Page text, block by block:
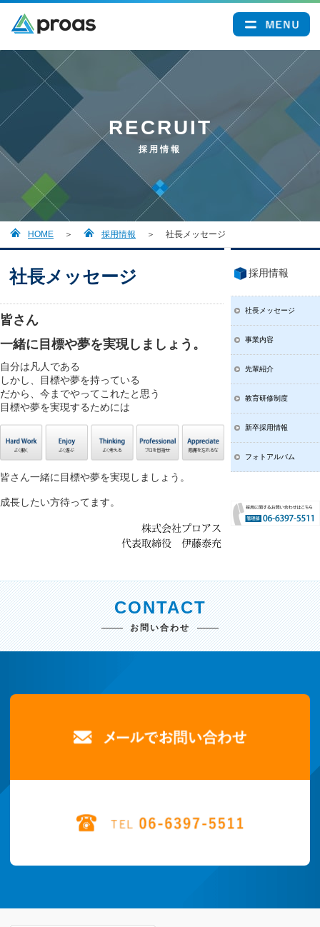
RECRUIT
採用情報
HOME 採用情報 社長メッセージ
社長メッセージ
皆さん
一緒に目標や夢を実現しましょう。
自分は凡人である
しかし、目標や夢を持っている
だから、今までやってこれたと思う
目標や夢を実現するためには
皆さん一緒に目標や夢を実現しましょう。
成長したい方待ってます。
採用情報
社長メッセージ
事業内容
先輩紹介
教育研修制度
新卒採用情報
フォトアルバム
CONTACT
お問い合わせ